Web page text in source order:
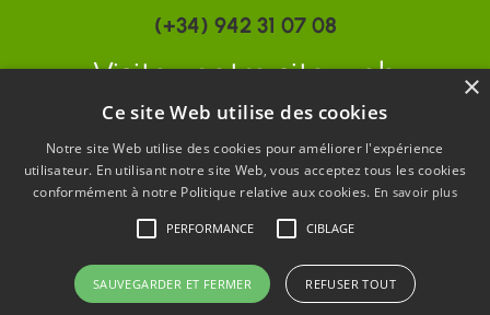
(+34) 942 31 07 08
Visitez notre site web
www.turismodecantabria.com
PORTAIL OFFICIEL DU TOURISME DE LA CANTABRIE
×
Ce site Web utilise des cookies
Notre site Web utilise des cookies pour améliorer l'expérience
utilisateur. En utilisant notre site Web, vous acceptez tous les cookies
conformément à notre Politique relative aux cookies. En savoir plus
PERFORMANCE CIBLAGE
SAUVEGARDER ET FERMER REFUSER TOUT